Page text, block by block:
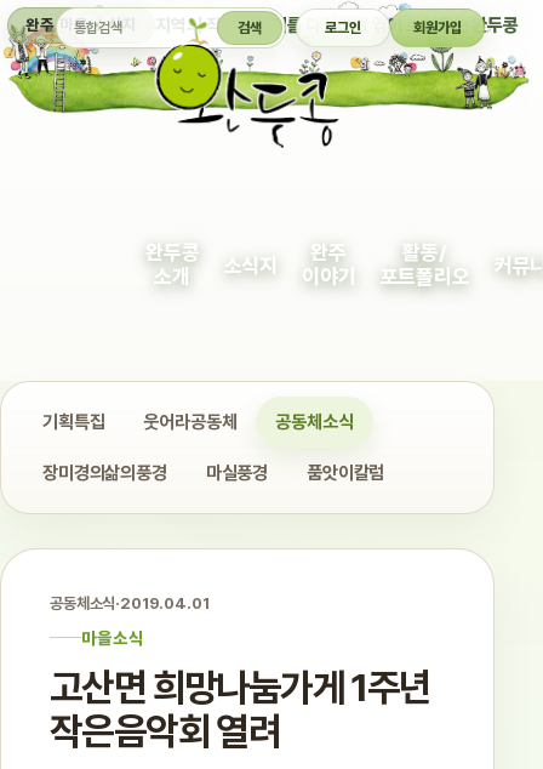
완주 마을 소식지 지역의 작은 이야기를 다정하게 엮어 보여주는 완두콩
통합검색 검색 로그인 회원가입
완두콩
소개
소식지
완주
이야기
활동/
포트폴리오
커뮤
기획특집 웃어라공동체 공동체소식
장미경의삶의풍경 마실풍경 품앗이칼럼
공동체소식·2019.04.01
마을소식
고산면 희망나눔가게 1주년
작은음악회 열려